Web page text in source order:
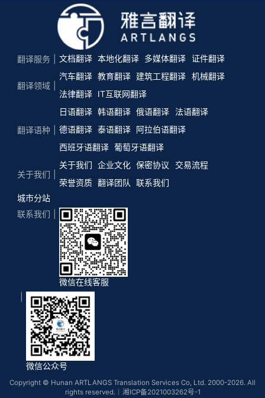
翻译服务 文档翻译 本地化翻译 多媒体翻译 证件翻译
翻译领域
汽车翻译 教育翻译 建筑工程翻译 机械翻译
法律翻译
IT互联网翻译
翻译语种
日语翻译 韩语翻译 俄语翻译
法语翻译
德语翻译 泰语翻译 阿拉伯语翻译
西班牙语翻译 葡萄牙语翻译
关于我们
关于我们 企业文化 保密协议
交易流程
荣誉资质 翻译团队
联系我们
城市分站
联系我们
微信在线客服
微信公众号
Copyright © Hunan ARTLANGS Translation Services Co, Ltd. 2000-2026. All
rights reserved.｜ 湘ICP备2021003262号-1